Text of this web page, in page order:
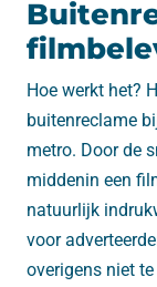
Hoe werkt het?
buitenreclame
metro. Door de
middenin een
natuurlijk
voor
overigens niet te